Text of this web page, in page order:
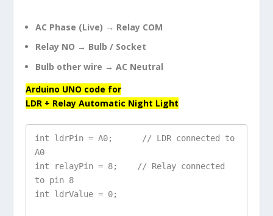
AC Phase (Live) → Relay COM
Relay NO → Bulb / Socket
Bulb other wire → AC Neutral
Arduino UNO code for
LDR + Relay Automatic Night Light
int ldrPin = A0;      // LDR connected to
A0
int relayPin = 8;    // Relay connected
to pin 8
int ldrValue = 0;